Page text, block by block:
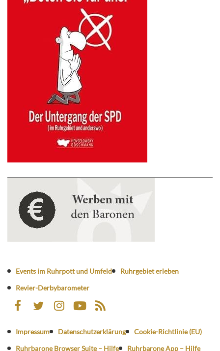
Events im Ruhrpott und Umfeld
Ruhrgebiet erleben
Revier-Derbybarometer
Impressum Datenschutzerklärung
Cookie-Richtlinie (EU)
Ruhrbarone Browser Suite – Hilfe
Ruhrbarone App – Hilfe